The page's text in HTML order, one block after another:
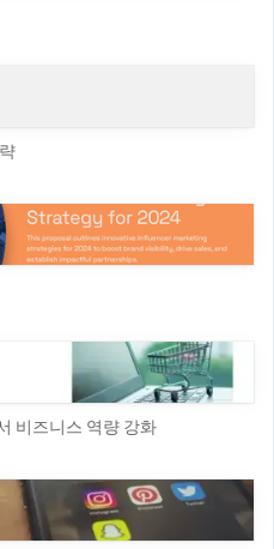
비즈니스 역량 강화